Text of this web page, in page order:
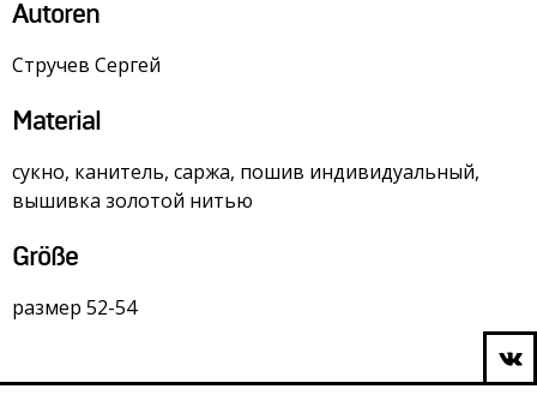
Autoren
Стручев Сергей
Material
сукно, канитель, саржа, пошив индивидуальный,
вышивка золотой нитью
Größe
размер 52-54